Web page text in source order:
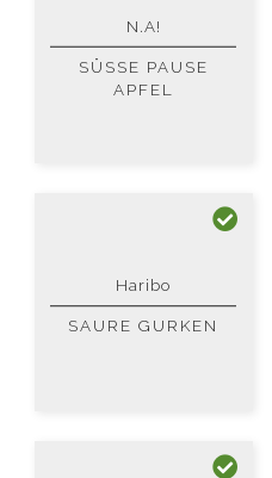
N.A!
SÜSSE PAUSE A
PFEL
Haribo
SAURE GURKEN